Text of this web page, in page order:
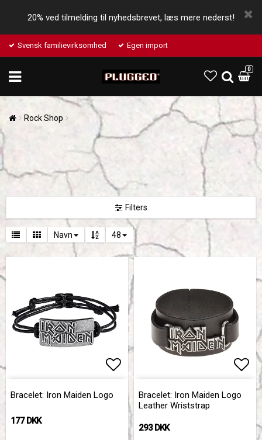
20% ved tilmelding til nyhedsbrevet, læs mere nederst!
Svensk familievirksomhed Egen import
0
Rock Shop
Filters
Navn 48
Bracelet: Iron Maiden Logo
177 DKK
Bracelet: Iron Maiden Logo
Leather Wriststrap
293 DKK